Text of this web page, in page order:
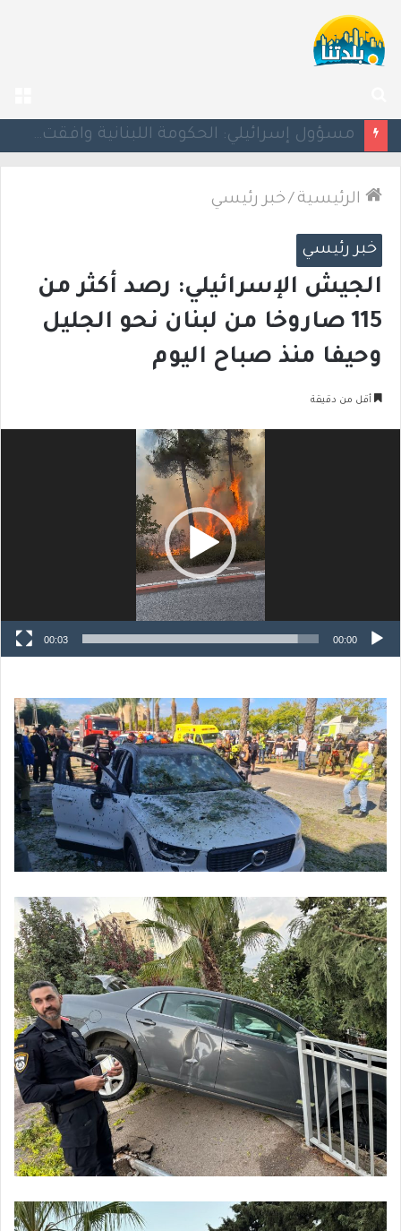
عن
مسؤول إسرائيلي: الحكومة اللبنانية وافقت على وجود الجيش الإسرائيلي داخل أراضيها
الرئيسية /خبر رئيسي
خبر رئيسي
الجيش الإسرائيلي: رصد أكثر من
115 صاروخا من لبنان نحو الجليل
وحيفا منذ صباح اليوم
أقل من دقيقة
00:00
00:03